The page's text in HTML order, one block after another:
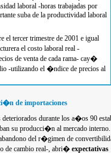
laboral -horas trabajadas por
suba de la productividad laboral
el tercer trimestre de 2001 e igual
el costo laboral real -
de venta de cada rama- cay�
-utilizando el �ndice de precios al
de importaciones
durante los a�os 90
su producci�n al mercado
del r�gimen de
de cambio real-, abri� expectativas